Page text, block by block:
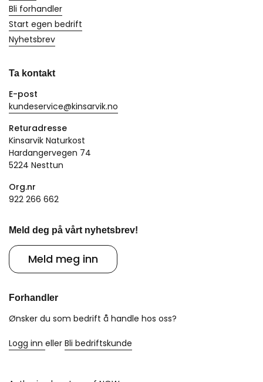
Bli forhandler
Start egen bedrift
Nyhetsbrev
Ta kontakt
E-post
kundeservice@kinsarvik.no
Returadresse
Kinsarvik Naturkost
Hardangervegen 74
5224 Nesttun
Org.nr
922 266 662
Meld deg på vårt nyhetsbrev!
Meld meg inn
Forhandler
Ønsker du som bedrift å handle hos oss?
Logg inn eller Bli bedriftskunde